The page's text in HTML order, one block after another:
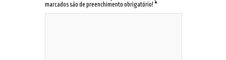
marcados são de preenchimento obrigatório! *